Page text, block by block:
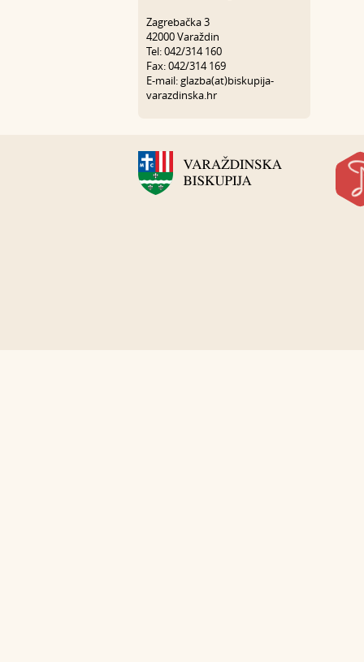
Zagrebačka 3
42000 Varaždin
Tel: 042/314 160
Fax: 042/314 169
E-mail: glazba(at)biskupija-
varazdinska.hr